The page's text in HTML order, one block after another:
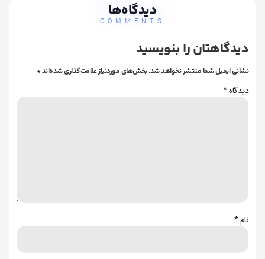
دیدگاه‌ها
COMMENTS
دیدگاهتان را بنویسید
نشانی ایمیل شما منتشر نخواهد شد.بخش‌های موردنیاز علامت‌گذاری شده‌اند*
دیدگاه*
نام*